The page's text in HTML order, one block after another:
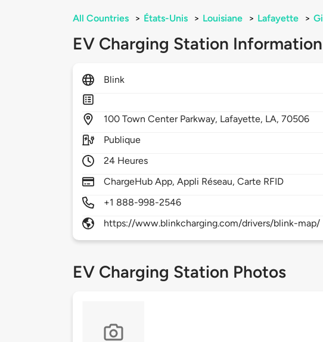
All Countries > États-Unis > Louisiane > Lafayette >
EV Charging Station Information
Blink
100Town Center Parkway, Lafayette, LA,70506
Publique
24 Heures
ChargeHub App, Appli Réseau, Carte RFID
+1 888-998-2546
https://www.blinkcharging.com/drivers/blink-map/
EV Charging Station Photos